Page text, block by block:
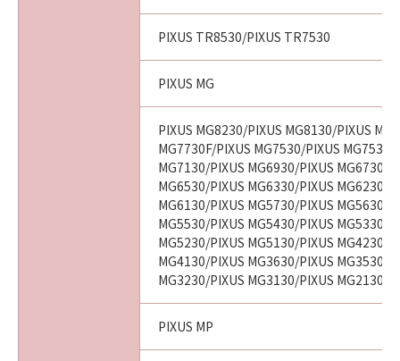
PIXUS TR8530/PIXUS TR7530
PIXUS MG
PIXUS MG8230/PIXUS MG8130/PIXUS
MG7730F/PIXUS MG7530/PIXUS
MG7130/PIXUS MG6930/PIXUS MG6730/
MG6530/PIXUS MG6330/PIXUS MG6230/
MG6130/PIXUS MG5730/PIXUS MG5630/
MG5530/PIXUS MG5430/PIXUS MG5330/
MG5230/PIXUS MG5130/PIXUS MG4230/
MG4130/PIXUS MG3630/PIXUS MG3530/
MG3230/PIXUS MG3130/PIXUS MG2130
PIXUS MP